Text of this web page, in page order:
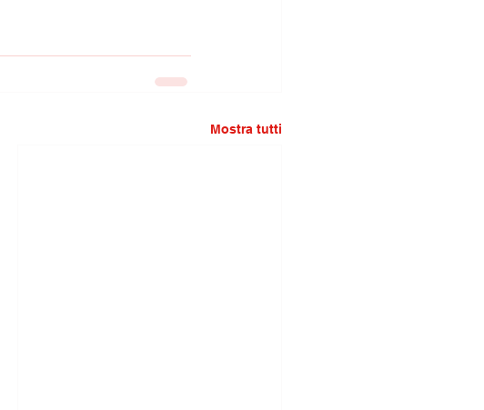
Mostra tutti